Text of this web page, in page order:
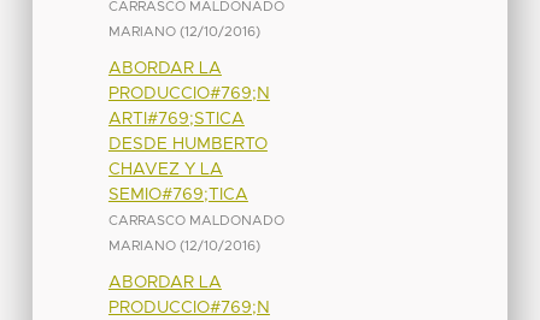
CARRASCO MALDONADO
MARIANO (12/10/2016)
ABORDAR LA
PRODUCCIO#769;N
ARTI#769;STICA
DESDE HUMBERTO
CHAVEZ Y LA
SEMIO#769;TICA
CARRASCO MALDONADO
MARIANO (12/10/2016)
ABORDAR LA
PRODUCCIO#769;N